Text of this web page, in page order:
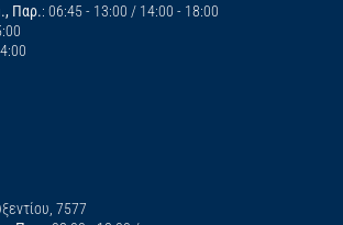
Παρ.: 06:45 - 13:00 / 14:00 - 18:00
7577